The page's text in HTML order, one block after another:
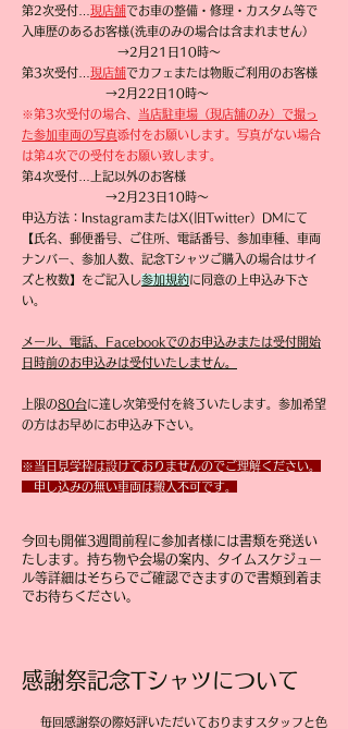
第2次受付… 現店舗でお車の整備・修理・カスタム等で
入庫歴のあるお客様(洗車のみの場合は含まれません）
​ →2月21日10時～
第3次受付… 現店舗でカフェまたは物販ご利用のお客様
→2月22日10時～
※第3次受付の場合、 当店駐車場（現店舗のみ）で撮っ
た参加車両の写真添付をお願いします。 写真がない場合
は第4次での受付をお願い致します。
第4次受付…上記以外のお客様
→2月23日10時～
申込方法：InstagramまたはX(旧Twitter）DMにて
【氏名、郵便番号、ご住所、電話番号、参加車種、車両
ナンバー、参加人数、記念Tシャツご購入の場合はサイ
ズと枚数】をご記入し参加規約に同意の上申込み下さ
い。
メール、電話、Facebookでのお申込みまたは受付開始
日時前のお申込みは受付いたしません。
​上限の80台に達し次第受付を終了いたします。参加希望
の方はお早めにお申込み下さい。
※当日見学枠は設けておりませんのでご理解ください。​
​ 申し込みの無い車両は搬入不可です。
今回も開催3週間前程に参加者様には書類を発送い
たします。持ち物や会場の案内、タイムスケジュー
ル等詳細はそちらでご確認できますので書類到着ま
でお待ちください。
感謝祭記念Tシャツについて
毎回感謝祭の際好評いただいておりますスタッフと色